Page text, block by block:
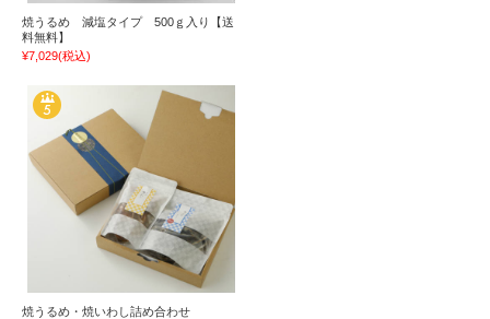
焼うるめ 減塩タイプ 500ｇ入り【送
料無料】
¥7,029(税込)
焼うるめ・焼いわし詰め合わせ